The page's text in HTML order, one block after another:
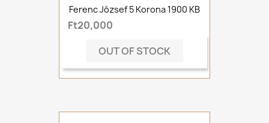
Ferenc József 5 Korona 1900 KB
Ft20,000
OUT OF STOCK